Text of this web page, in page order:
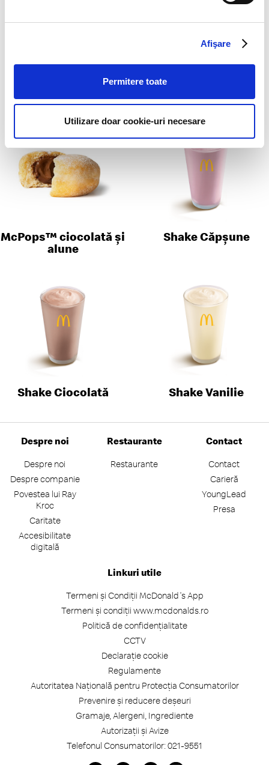
Afişare
Permitere toate
Utilizare doar cookie-uri necesare
McFlurry® Pecan
McPops™ caise
McPops™ ciocolată și
alune
Shake Căpşune
Shake Ciocolată Shake Vanilie
Despre noi
Despre noi
Despre companie
Povestea lui Ray
Kroc
Caritate
Accesibilitate
digitală
Restaurante
Restaurante
Contact
Contact
Carieră
YoungLead
Presa
Linkuri utile
Termeni și Condiții McDonald's App
Termeni și condiții www.mcdonalds.ro
Politică de confidențialitate
CCTV
Declarație cookie
Regulamente
Autoritatea Națională pentru Protecția Consumatorilor
Prevenire și reducere deșeuri
Gramaje, Alergeni, Ingrediente
Autorizații și Avize
Telefonul Consumatorilor: 021-9551